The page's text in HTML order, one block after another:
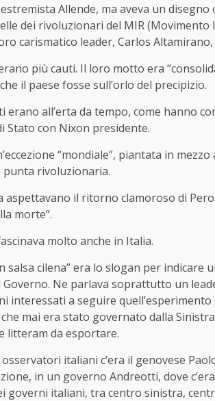
Allende, ma aveva un
dei rivoluzionari del MIR
carismatico leader, Carlos
più cauti. Il loro motto era
il paese fosse sull’orlo del precipizio.
erano all’erta da tempo, come hanno
Stato con Nixon presidente.
“mondiale”, piantata in
rivoluzionaria.
aspettavano il ritorno clamoroso di
morte”.
molto anche in Italia.
salsa cilena” era lo slogan per
Ne parlava soprattutto un
interessati a seguire
mai era stato governato dalla
litteram da esportare.
italiani c’era il genovese
in un governo Andreotti, dove
governi italiani, tra centro sinistra,